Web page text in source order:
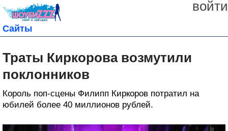
войти
Сайты
Траты Киркорова возмутили
поклонников
Король поп-сцены Филипп Киркоров потратил на
юбилей более 40 миллионов рублей.